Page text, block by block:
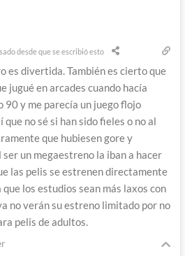
desde que se escribió esto
es divertida. También es cierto que
jugué en arcades cuando hacía
90 y me parecía un juego flojo
que no sé si han sido fieles o no al
que hubiesen gore y
un megaestreno la iban a hacer
las pelis se estrenen directamente
los estudios sean más laxos con
no verán su estreno limitado por no
pelis de adultos.